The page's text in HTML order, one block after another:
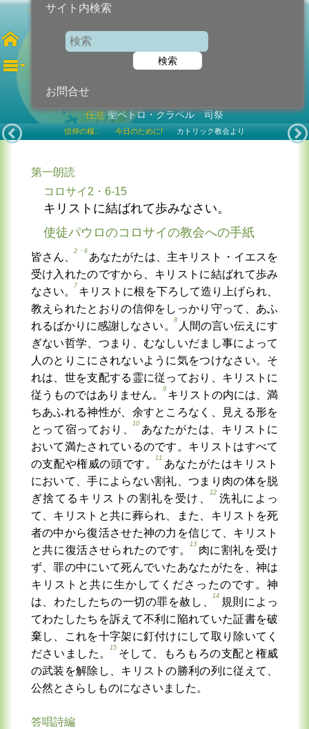
サイト内検索
検索
お問合せ
第23火曜日
任意聖ペトロ・クラベル 司祭
信仰の糧... 今日のために! カトリック教会より
第一朗読
コロサイ2・6-15
キリストに結ばれて歩みなさい。
使徒パウロのコロサイの教会への手紙
皆さん、
2・6
あなたがたは、主キリスト・イエスを
受け入れたのですから、キリストに結ばれて歩み
なさい。
7
キリストに根を下ろして造り上げられ、
教えられたとおりの信仰をしっかり守って、あふ
れるばかりに感謝しなさい。
8
人間の言い伝えにす
ぎない哲学、つまり、むなしいだまし事によって
人のとりこにされないように気をつけなさい。そ
れは、世を支配する霊に従っており、キリストに
従うものではありません。
9
キリストの内には、満
ちあふれる神性が、余すところなく、見える形を
とって宿っており、
10
あなたがたは、キリストに
おいて満たされているのです。キリストはすべて
の支配や権威の頭です。
11
あなたがたはキリスト
において、手によらない割礼、つまり肉の体を脱
ぎ捨てるキリストの割礼を受け、
12
洗礼によっ
て、キリストと共に葬られ、また、キリストを死
者の中から復活させた神の力を信じて、キリスト
と共に復活させられたのです。
13
肉に割礼を受け
ず、罪の中にいて死んでいたあなたがたを、神は
キリストと共に生かしてくださったのです。神
は、わたしたちの一切の罪を赦し、
14
規則によっ
てわたしたちを訴えて不利に陥れていた証書を破
棄し、これを十字架に釘付けにして取り除いてく
ださいました。
15
そして、もろもろの支配と権威
の武装を解除し、キリストの勝利の列に従えて、
公然とさらしものになさいました。
答唱詩編